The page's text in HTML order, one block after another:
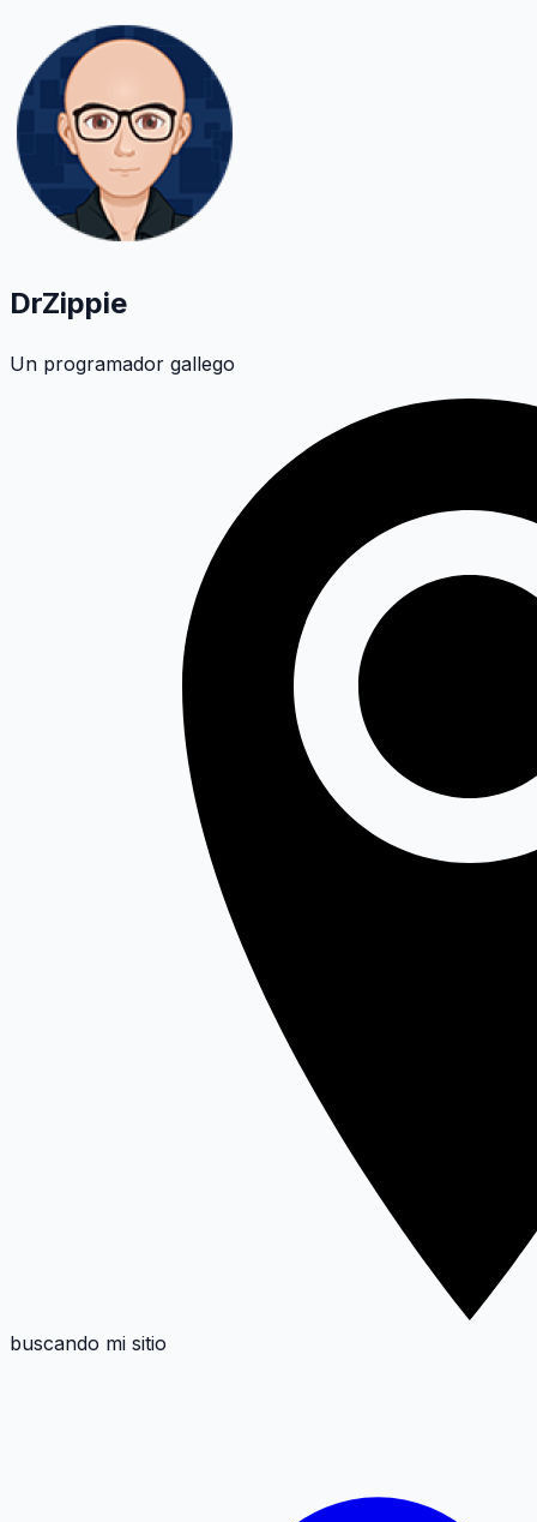
DrZippie
Un programador gallego
buscando mi sitio